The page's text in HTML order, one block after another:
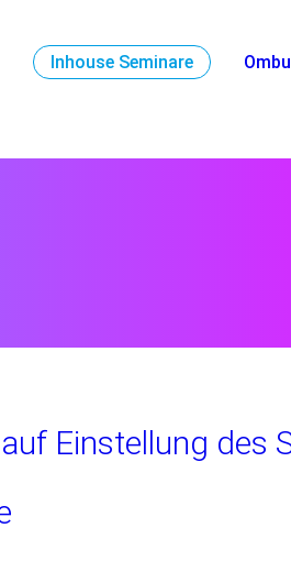
Inhouse Seminare
Einstellung des